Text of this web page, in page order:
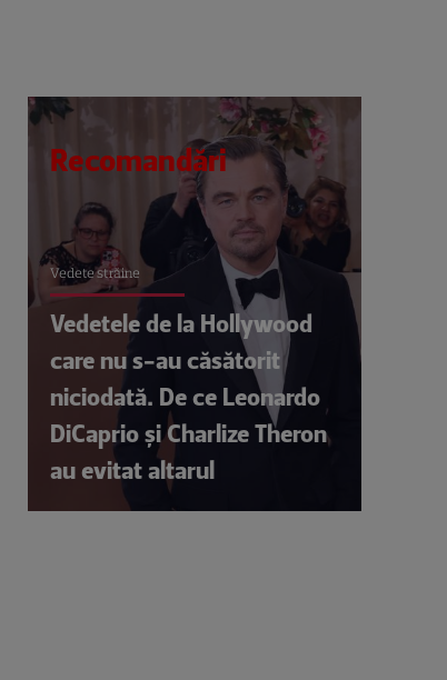
Recomandări
Vedete străine
Vedetele de la Hollywood
care nu s-au căsătorit
niciodată. De ce Leonardo
DiCaprio și Charlize Theron
au evitat altarul